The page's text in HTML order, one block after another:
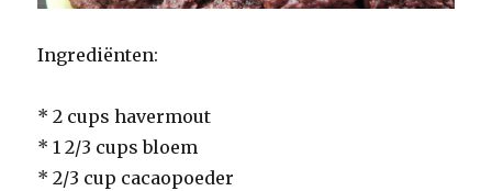
Ingrediënten:
* 2 cups havermout
* 1 2/3 cups bloem
* 2/3 cup cacaopoeder